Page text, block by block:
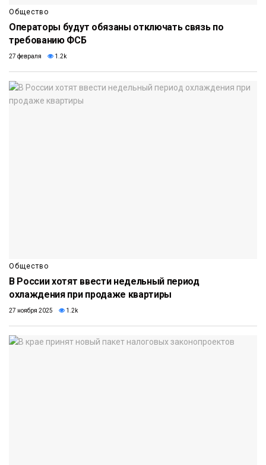
Общество
Операторы будут обязаны отключать связь по
требованию ФСБ
27 февраля 1.2k
Общество
В России хотят ввести недельный период
охлаждения при продаже квартиры
27 ноября 2025 1.2k